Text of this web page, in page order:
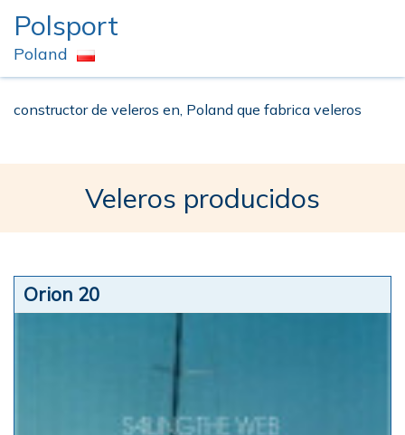
Polsport
Poland
constructor de veleros en, Poland que fabrica veleros
Veleros producidos
Orion 20